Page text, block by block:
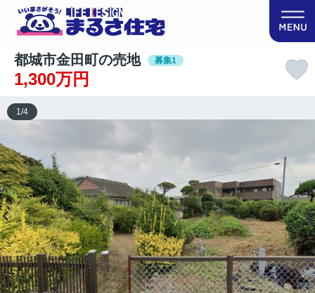
都城市金田町の売地 募集1
1,300万円
1/4